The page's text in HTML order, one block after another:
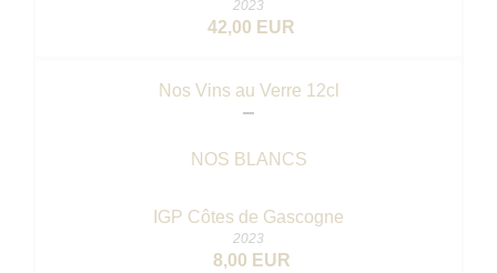
2023
42,00 EUR
Nos Vins au Verre 12cl
NOS BLANCS
IGP Côtes de Gascogne
2023
8,00 EUR